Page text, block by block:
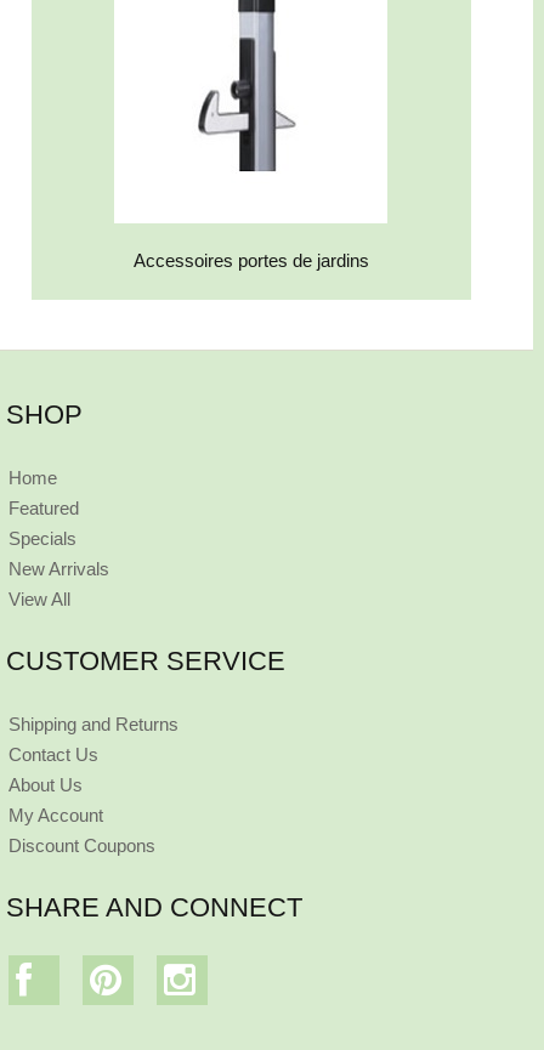
Accessoires portes de jardins
SHOP
Home
Featured
Specials
New Arrivals
View All
CUSTOMER SERVICE
Shipping and Returns
Contact Us
About Us
My Account
Discount Coupons
SHARE AND CONNECT